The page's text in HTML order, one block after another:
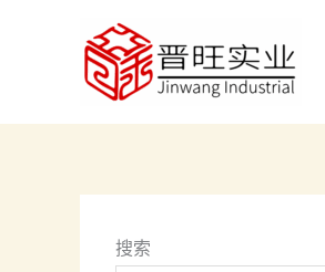
搜索
产产
产
品
个
产
品
个
产
品
个
产
品
个
产
品
个
产
品
个
产
品
个
产
品